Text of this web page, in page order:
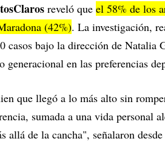
reveló que el 58% de los
(42%). La investigación,
casos bajo la dirección de Natalia
generacional en las preferencias
que llegó a lo más alto sin
sumada a una vida personal
allá de la cancha", señalaron